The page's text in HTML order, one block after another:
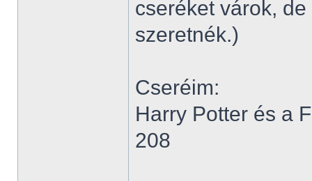
cseréket várok,
szeretnék.)
Cseréim:
Harry Potter és a
208